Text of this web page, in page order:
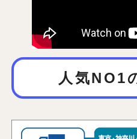
人気NO1